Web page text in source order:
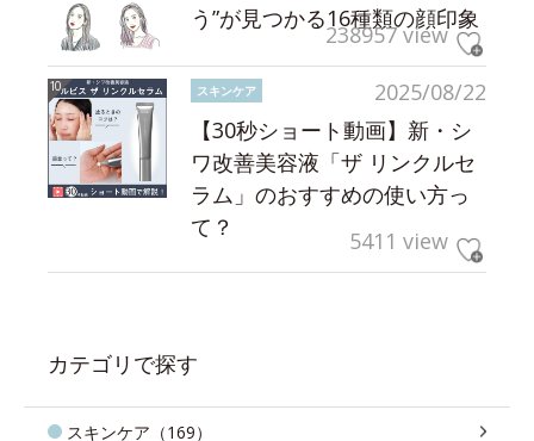
う”が見つかる16種類の顔印象
238957 view
2025/08/22
スキンケア
【30秒ショート動画】新・シ
ワ改善美容液「ザ リンクルセ
ラム」のおすすめの使い方っ
て？
5411 view
カテゴリで探す
スキンケア（169）